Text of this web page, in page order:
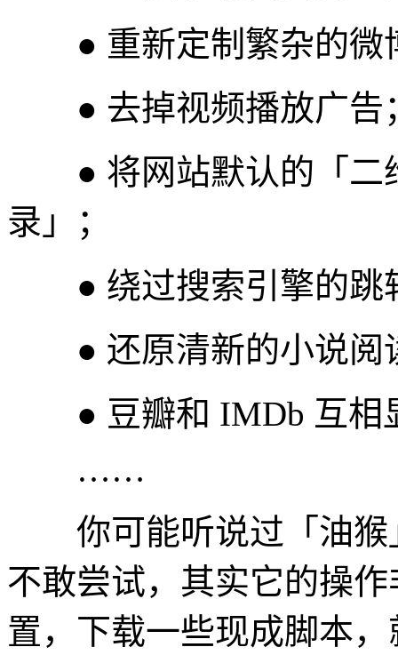
● 重新定制繁杂的微
● 去掉视频播放广告
● 将网站默认的「二
录」；
● 绕过搜索引擎的跳
● 还原清新的小说阅
● 豆瓣和 IMDb 互相
……
你可能听说过「油猴
不敢尝试，其实它的操
置，下载一些现成脚本